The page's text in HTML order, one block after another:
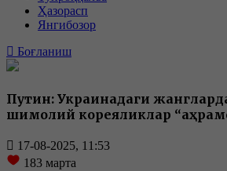
Ҳазорасп
Янгибозор
Боғланиш
Путин: Украинадаги
шимолий кореяликлар
17-08-2025, 11:53
183 марта